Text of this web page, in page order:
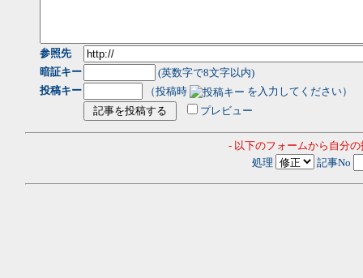
参照先
暗証キー
(英数字で8文字以内)
投稿キー
（投稿時
を入力してください）
プレビュー
- 以下のフォームから自分
処理
記事No